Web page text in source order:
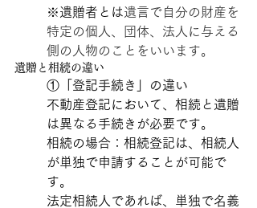
※遺贈者とは遺言で自分の財産を
特定の個人、団体、法人に与える
側の人物のことをいいます。
遺贈と相続の違い
① 「登記手続き」の違い
不動産登記において、相続と遺贈
は異なる手続きが必要です。
相続の場合：相続登記は、相続人
が単独で申請することが可能で
す。
法定相続人であれば、単独で名義